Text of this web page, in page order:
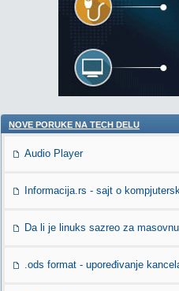
NOVE PORUKE NA TECH DELU
Audio Player
Informacija.rs - sajt o
Da li je linuks sazreo za
.ods format - upoređivanje